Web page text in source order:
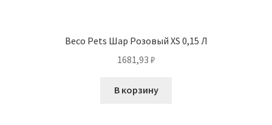
Beco Pets Шар Розовый XS 0,15 Л
1681,93 ₽
В корзину